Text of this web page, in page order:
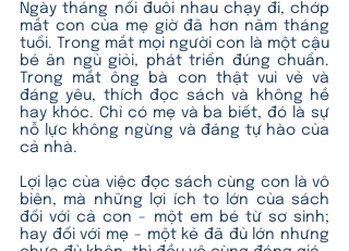
Ngày tháng nối đuôi nhau chạy đi, chớp
mắt con của mẹ giờ đã hơn năm tháng
tuổi. Trong mắt mọi người con là một cậu
bé ăn ngủ giỏi, phát triển đúng chuẩn.
Trong mắt ông bà con thật vui vẻ và
đáng yêu, thích đọc sách và không hề
hay khóc. Chỉ có mẹ và ba biết, đó là sự
nỗ lực không ngừng và đáng tự hào của
cả nhà.
Lợi lạc của việc đọc sách cùng con là vô
biên, mà những lợi ích to lớn của sách
đối với cả con - một em bé từ sơ sinh;
hay đối với mẹ - một kẻ đã đủ lớn nhưng